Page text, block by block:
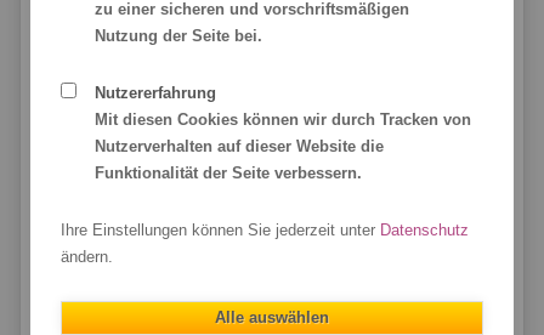
Wir produzieren Ihre Bestellung auf hochmodernen
regelmäßig. So stellen wir sicher, dass die Farbwiedergabe auf
den unterschiedlichsten Materialien bestmöglich dem CMYK
Farbraum nach ISO Coated v2 Farbprofil (Offsetdruck)
entspricht.
leichten Abweichungen. Deshalb können wir Abweichungen beim
Druckergebnis nie gänzlich ausschließen. Auch der Weißegrad,
beeinflussen die Druckwiedergabe. Da unsere
zu einer sicheren und vorschriftsmäßigen
Nutzung der Seite bei.
Nutzererfahrung
Mit diesen Cookies können wir durch Tracken von
Nutzerverhalten auf dieser Website die
Funktionalität der Seite verbessern.
Ihre Einstellungen können Sie jederzeit unter Datenschutz
ändern.
Alle auswählen